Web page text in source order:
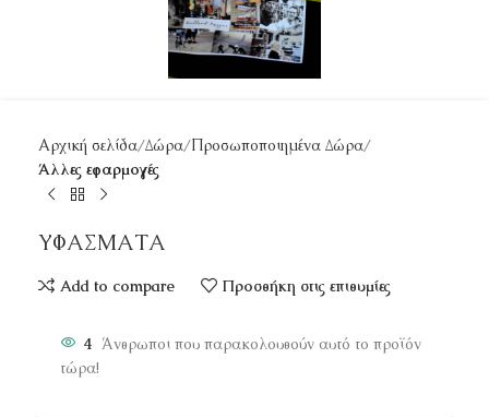
Αρχική σελίδα Δώρα Προσωποποιημένα Δώρα
Άλλες εφαρμογές
ΥΦΑΣΜΑΤΑ
Add to compare Προσθήκη στις επιθυμίες
4 Άνθρωποι που παρακολουθούν αυτό το προϊόν
τώρα!